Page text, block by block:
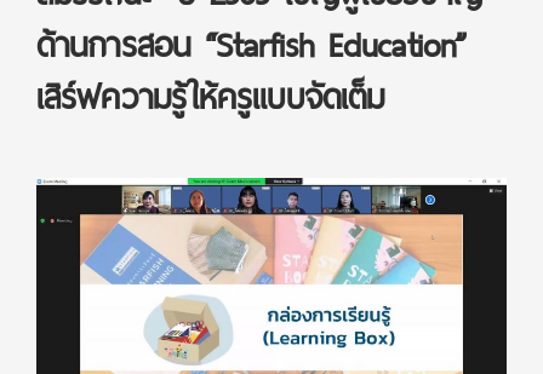
ด้านการสอน “Starfish Education”
เสิร์ฟความรู้ให้ครูแบบจัดเต็ม